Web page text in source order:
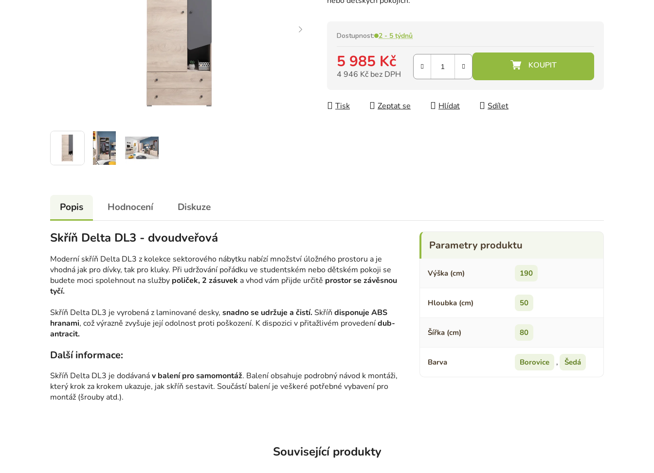
0,0
hvězdiček.
Dostupnost: 2 - 5 týdnů
5 985 Kč
4 946 Kč bez DPH
Tisk
Zeptat se Hlídat Sdílet
Popis Hodnocení Diskuze
Skříň Delta DL3 - dvoudveřová
Moderní skříň Delta DL3 z kolekce sektorového nábytku nabízí množství úložného prostoru a je
vhodná jak pro dívky, tak pro kluky. Při udržování pořádku ve studentském nebo dětském pokoji se
budete moci spolehnout na služby poliček, 2 zásuvek a vhod vám přijde určitě prostor se závěsnou
tyčí.
Skříň Delta DL3 je vyrobená z laminované desky, snadno se udržuje a čistí. Skříň disponuje ABS
hranami, což výrazně zvyšuje její odolnost proti poškození. K dispozici v přitažlivém provedenídub-
antracit.
Další informace:
Skříň Delta DL3 je dodávanáv balení pro samomontáž. Balení obsahuje podrobný návod k montáži,
který krok za krokem ukazuje, jak skříň sestavit. Součástí balení je veškeré potřebné vybavení pro
montáž (šrouby atd.).
Výška (cm) 190
Hloubka (cm) 50
Šířka (cm) 80
Barva Borovice , Šedá
Související produkty